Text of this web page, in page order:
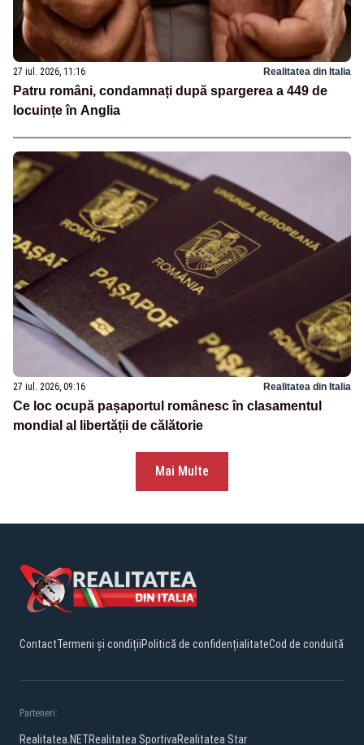
27 iul. 2026, 11:16 Realitatea din Italia
Patru români, condamnați după spargerea a 449 de
locuințe în Anglia
27 iul. 2026, 09:16 Realitatea din Italia
Ce loc ocupă pașaportul românesc în clasamentul
mondial al libertății de călătorie
Mai Multe
ContactTermeni și condițiiPolitică de confidențialitateCod de conduită
Parteneri:
Realitatea.NETRealitatea SportivaRealitatea Star